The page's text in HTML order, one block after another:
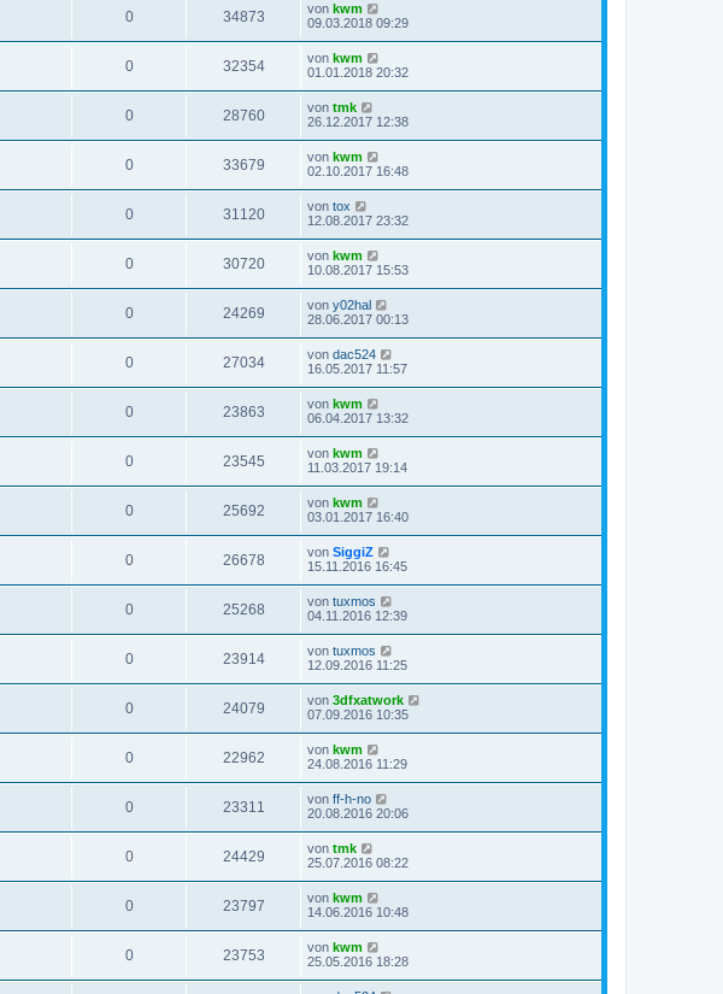
0 34873 von kwm
09.03.2018 09:29
0 32354 von kwm
01.01.2018 20:32
0 28760 von tmk
26.12.2017 12:38
0 33679 von kwm
02.10.2017 16:48
0 31120 von tox
12.08.2017 23:32
0 30720 von kwm
10.08.2017 15:53
0 24269 von y02hal
28.06.2017 00:13
0 27034 von dac524
16.05.2017 11:57
0 23863 von kwm
06.04.2017 13:32
0 23545 von kwm
11.03.2017 19:14
0 25692 von kwm
03.01.2017 16:40
0 26678 von SiggiZ
15.11.2016 16:45
0 25268 von tuxmos
04.11.2016 12:39
0 23914 von tuxmos
12.09.2016 11:25
0 24079 von 3dfxatwork
07.09.2016 10:35
0 22962 von kwm
24.08.2016 11:29
0 23311 von ff-h-no
20.08.2016 20:06
0 24429 von tmk
25.07.2016 08:22
0 23797 von kwm
14.06.2016 10:48
0 23753 von kwm
25.05.2016 18:28